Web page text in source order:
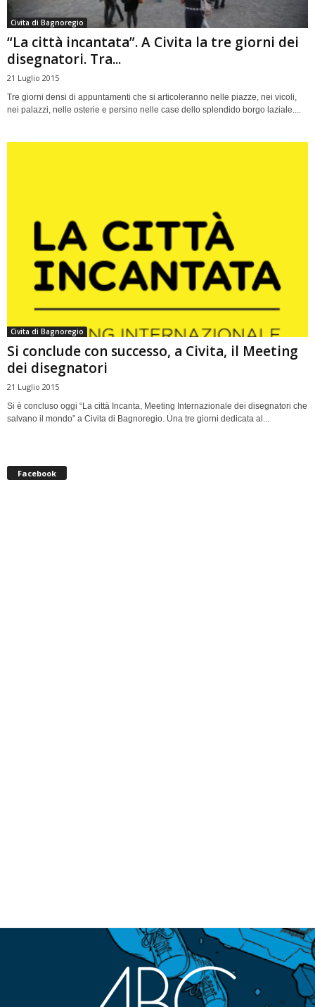
Civita di Bagnoregio
“La città incantata”. A Civita la tre giorni dei
disegnatori. Tra...
21 Luglio 2015
Tre giorni densi di appuntamenti che si articoleranno nelle piazze, nei vicoli,
nei palazzi, nelle osterie e persino nelle case dello splendido borgo laziale....
Civita di Bagnoregio
Si conclude con successo, a Civita, il Meeting
dei disegnatori
21 Luglio 2015
Si è concluso oggi “La città Incanta, Meeting Internazionale dei disegnatori che
salvano il mondo” a Civita di Bagnoregio. Una tre giorni dedicata al...
Facebook